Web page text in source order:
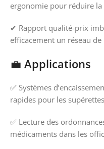
ergonomie pour réduire
✔ Rapport qualité-prix
efficacement un réseau
💼 Applications
✅ Systèmes
rapides pour les
✅ Lecture des
médicaments dans les